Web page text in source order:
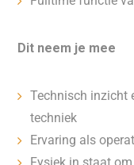
Dit neem je mee
Technisch inzicht
techniek
Ervaring als